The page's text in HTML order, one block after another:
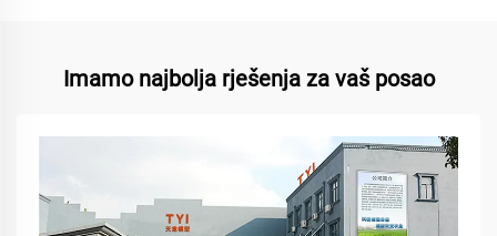
Imamo najbolja rješenja za vaš posao